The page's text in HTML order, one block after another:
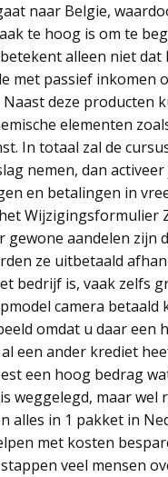
naar Belgie,
te hoog is om te
alleen niet dat
met passief inkomen
deze producten
elementen
In totaal zal de
nemen, dan activeer
en betalingen in
Wijzigingsformulier
gewone aandelen zijn
ze uitbetaald
bedrijf is, vaak zelfs
camera betaald
omdat u daar een
een ander krediet
een hoog bedrag
weggelegd, maar wel
alles in 1 pakket in
met kosten
veel mensen